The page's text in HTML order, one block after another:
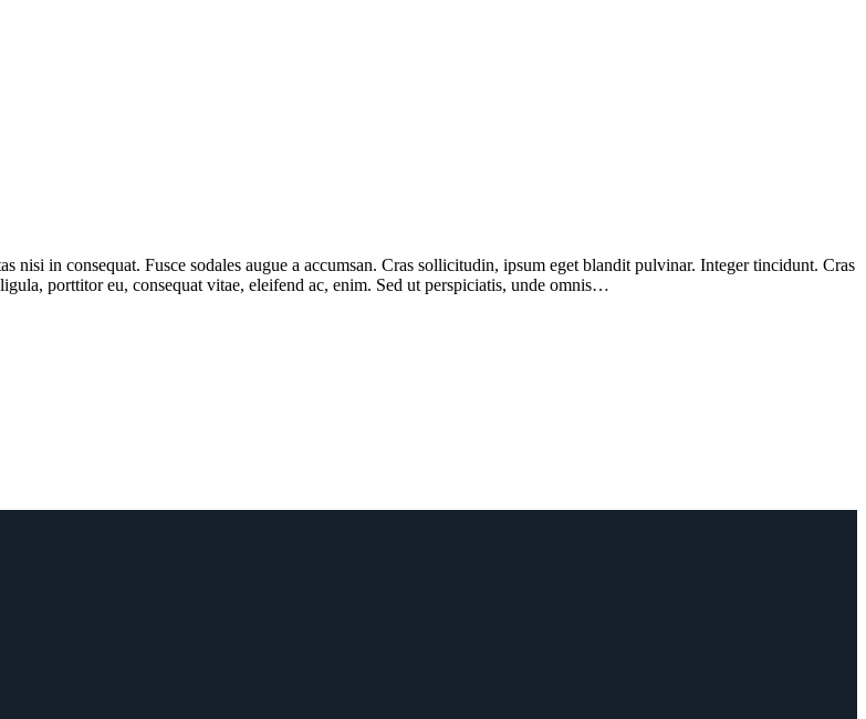
nisi in consequat. Fusce sodales augue a accumsan. Cras sollicitudin, ipsum eget blandit pulvinar. Integer tincidunt. Cras
porttitor eu, consequat vitae, eleifend ac, enim. Sed ut perspiciatis, unde omnis…